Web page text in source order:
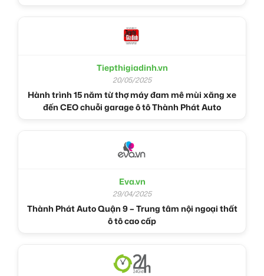
Tiepthigiadinh.vn
20/05/2025
Hành trình 15 năm từ thợ máy đam mê mùi xăng xe
đến CEO chuỗi garage ô tô Thành Phát Auto
Eva.vn
29/04/2025
Thành Phát Auto Quận 9 – Trung tâm nội ngoại thất
ô tô cao cấp